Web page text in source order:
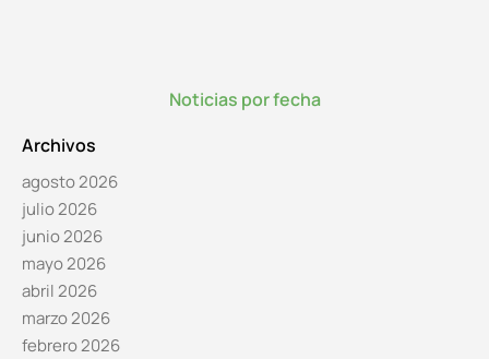
Noticias por fecha
Archivos
agosto 2026
julio 2026
junio 2026
mayo 2026
abril 2026
marzo 2026
febrero 2026